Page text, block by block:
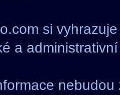
si
a